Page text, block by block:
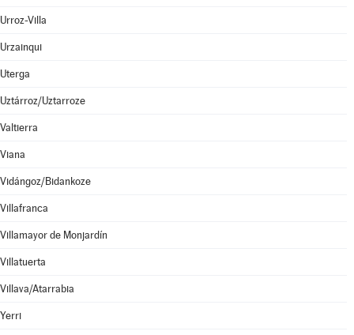
Urroz-Villa
Urzainqui
Uterga
Uztárroz/Uztarroze
Valtierra
Viana
Vidángoz/Bidankoze
Villafranca
Villamayor de Monjardín
Villatuerta
Villava/Atarrabia
Yerri